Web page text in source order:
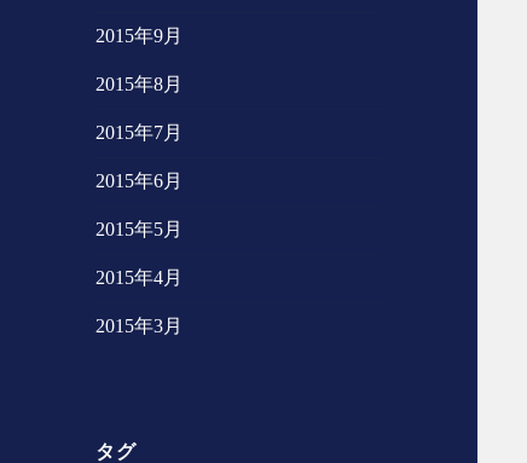
2015年9月
2015年8月
2015年7月
2015年6月
2015年5月
2015年4月
2015年3月
タグ